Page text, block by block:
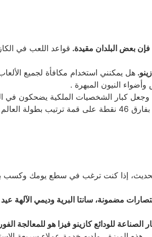
قواعد اللعب في
هل يمكنني استخدام مكافأة لجميع
النيون المبهرة .
وجعل كبار الشخصيات الملكية يضحكون في
إذا كنت ترغب في سطع يومك وكسب
مضمونة، سانتا البرية وديمي الآلهة عيد
للودائع كازينو فيزا هو للمعالجة